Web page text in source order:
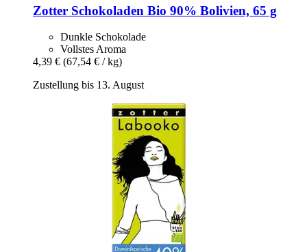
Zotter Schokoladen Bio 90% Bolivien, 65 g
Dunkle Schokolade
Vollstes Aroma
4,39 € (67,54 € / kg)
Zustellung bis 13. August